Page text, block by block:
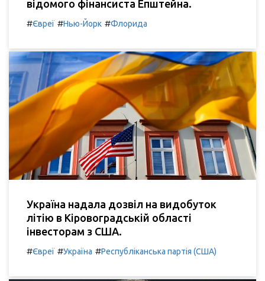
відомого фінансиста Епштейна.
#Євреї #Нью-Йорк #Флорида
Україна надала дозвіл на видобуток
літію в Кіровоградській області
інвесторам з США.
#Євреї #Україна #Республіканська партія (США)